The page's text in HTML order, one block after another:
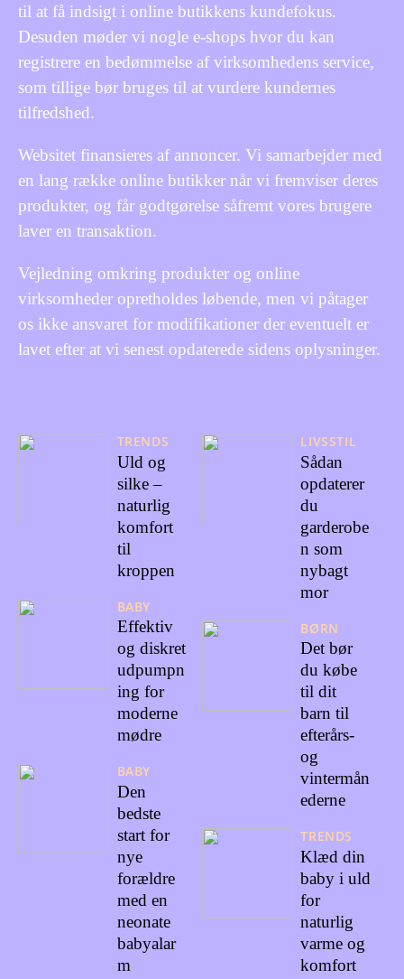
til at få indsigt i online butikkens kundefokus.
Desuden møder vi nogle e-shops hvor du kan
registrere en bedømmelse af virksomhedens service,
som tillige bør bruges til at vurdere kundernes
tilfredshed.
Websitet finansieres af annoncer. Vi samarbejder med
en lang række online butikker når vi fremviser deres
produkter, og får godtgørelse såfremt vores brugere
laver en transaktion.
Vejledning omkring produkter og online
virksomheder opretholdes løbende, men vi påtager
os ikke ansvaret for modifikationer der eventuelt er
lavet efter at vi senest opdaterede sidens oplysninger.
TRENDS
Uld og
silke –
naturlig
komfort
til
kroppen
BABY
Effektiv
og diskret
udpumpn
ing for
moderne
mødre
BABY
Den
bedste
start for
nye
forældre
med en
neonate
babyalar
m
LIVSSTIL
Sådan
opdaterer
du
garderobe
n som
nybagt
mor
BØRN
Det bør
du købe
til dit
barn til
efterårs-
og
vintermån
ederne
TRENDS
Klæd din
baby i uld
for
naturlig
varme og
komfort